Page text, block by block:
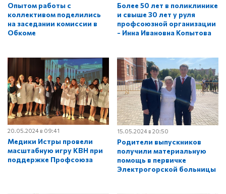
Опытом работы с
коллективом поделились
на заседании комиссии в
Обкоме
Более 50 лет в поликлинике
и свыше 30 лет у руля
профсоюзной организации
- Инна Ивановна Копытова
20.05.2024 в 09:41
Медики Истры провели
масштабную игру КВН при
поддержке Профсоюза
15.05.2024 в 20:50
Родители выпускников
получили материальную
помощь в первичке
Электрогорской больницы